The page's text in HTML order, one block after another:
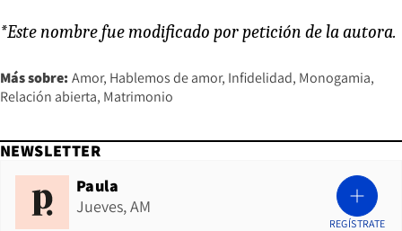
*Este nombre fue modificado por petición de la autora.
Más sobre: Amor Hablemos de amor Infidelidad Monogamia
Relación abierta Matrimonio
NEWSLETTER
Paula
Jueves, AM
REGÍSTRATE